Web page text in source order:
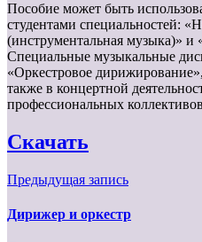
Пособие может быть
студентами специальностей:
(инструментальная музыка)» и
Специальные музыкальные
«Оркестровое
также в концертной
профессиональных
Скачать
Предыдущая запись
Дирижер и оркестр